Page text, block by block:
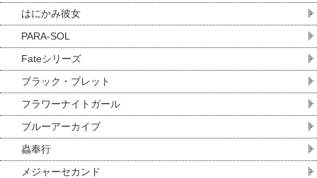
はにかみ彼女
PARA-SOL
Fateシリーズ
ブラック・ブレット
フラワーナイトガール
ブルーアーカイブ
蟲奉行
メジャーセカンド